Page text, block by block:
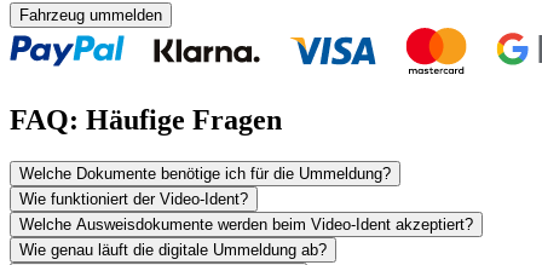
Fahrzeug ummelden
FAQ: Häufige Fragen
Welche Dokumente benötige ich für die Ummeldung?
Wie funktioniert der Video-Ident?
Welche Ausweisdokumente werden beim Video-Ident akzeptiert?
Wie genau läuft die digitale Ummeldung ab?